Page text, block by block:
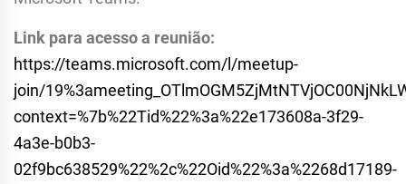
Link para acesso a reunião:
https://teams.microsoft.com/l/meetup-
join/
context=%7b%22Tid%22%3a%22e173608a-3f29-
4a3e-b0b3-
02f9bc638529%22%2c%22Oid%22%3a%2268d17189-